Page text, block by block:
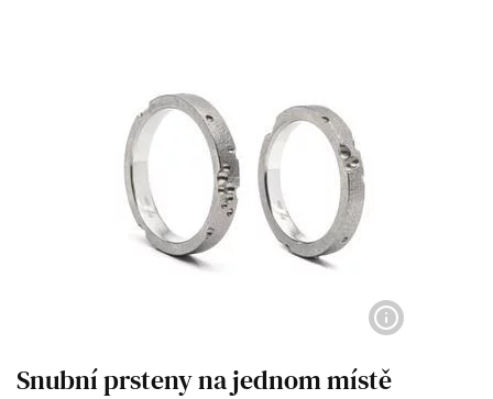
Snubní prsteny na jednom místě